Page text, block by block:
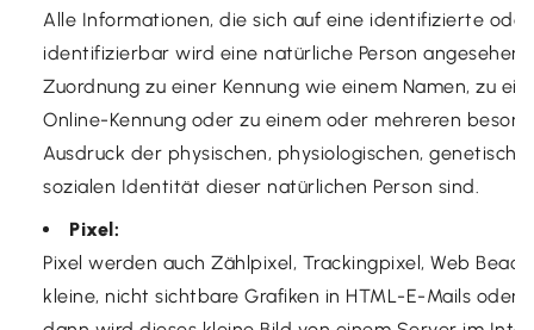
Alle Informationen, die sich auf eine identifizierte
identifizierbar wird eine natürliche Person
Zuordnung zu einer Kennung wie einem Namen, zu
Online-Kennung oder zu einem oder mehreren
Ausdruck der physischen, physiologischen,
sozialen Identität dieser natürlichen Person sind.
Pixel:
Pixel werden auch Zählpixel, Trackingpixel, Web
kleine, nicht sichtbare Grafiken in HTML-E-Mails oder